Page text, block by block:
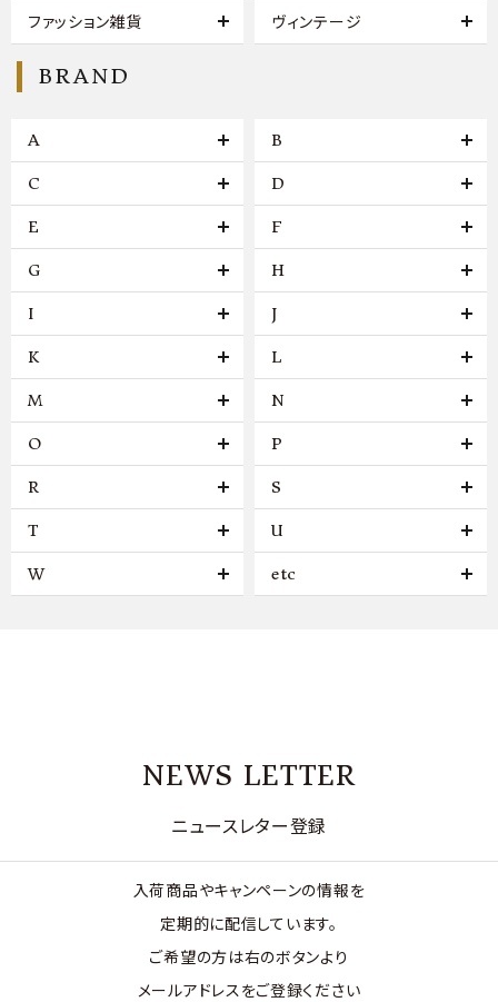
ファッション雑貨 ヴィンテージ
BRAND
A B
C D
E F
G H
I J
K L
M N
O P
R S
T U
W etc
NEWS LETTER
ニュースレター登録
入荷商品やキャンペーンの情報を
定期的に配信しています。
ご希望の方は右のボタンより
メールアドレスをご登録ください